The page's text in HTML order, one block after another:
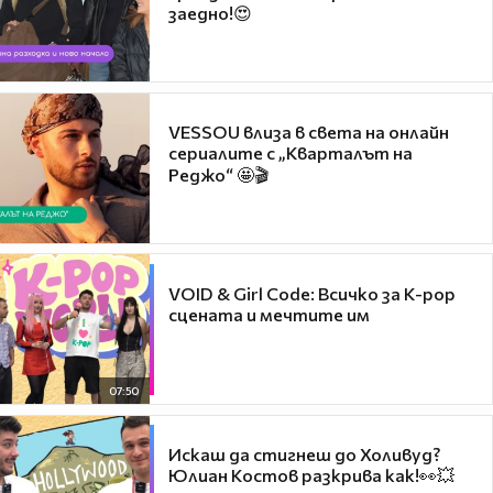
заедно!😍
VESSOU влиза в света на онлайн
сериалите с „Кварталът на
Реджо“ 🤩🎬
07:50
VOID & Girl Code: Всичко за K-pop
сцената и мечтите им
Искаш да стигнеш до Холивуд?
Юлиан Костов разкрива как!👀💥